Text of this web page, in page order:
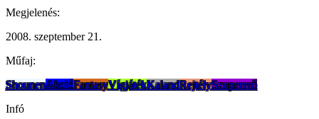
Megjelenés:
2008. szeptember 21.
Műfaj:
ShounenAkcióFantasyVígjátékKalandRejtélySzupererő
Infó